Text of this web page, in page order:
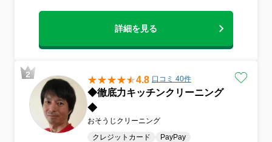
詳細を見る
4.8 口コミ 40件
◆徹底力キッチンクリーニング
◆
おそうじクリーニング
クレジットカード
PayPay